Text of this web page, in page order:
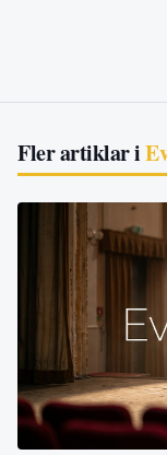
Fler artiklar i